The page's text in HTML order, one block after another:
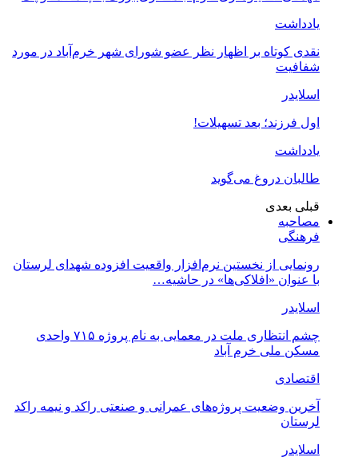
یادداشت
نقدی کوتاه بر اظهار نظر عضو شورای شهر خرم‌آباد در مورد
شفافیت
اسلایدر
اول فرزند؛ بعد تسهیلات!
یادداشت
طالبان دروغ می‌گوید
قبلی بعدی
مصاحبه
فرهنگی
رونمایی از نخستین نرم‌افزار واقعیت افزوده شهدای لرستان
با عنوان «افلاکی‌ها» در حاشیه…
اسلایدر
چشم انتظاری ملت در معمایی به نام پروژه ۷۱۵ واحدی
مسکن ملی خرم آباد
اقتصادی
آخرین وضعیت پروژه‌های عمرانی و صنعتی راکد و نیمه راکد
لرستان
اسلایدر